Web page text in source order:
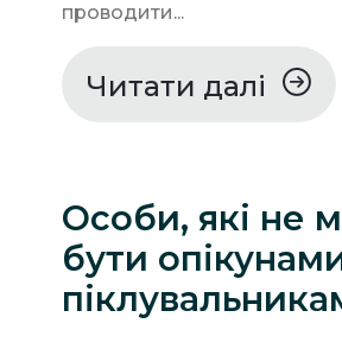
проводити...
Читати далі
Особи, які не
бути